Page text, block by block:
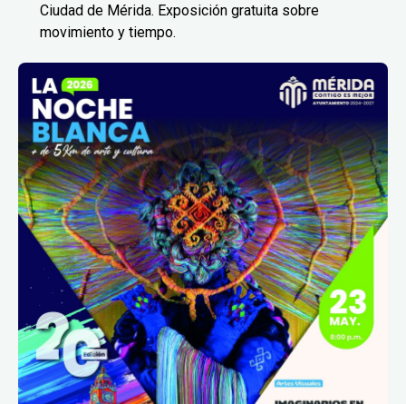
Ciudad de Mérida. Exposición gratuita sobre
movimiento y tiempo.